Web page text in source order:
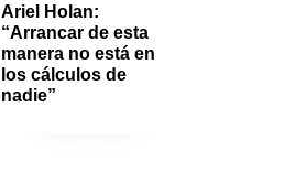
Ariel Holan:
“Arrancar de esta
manera no está en
los cálculos de
nadie”